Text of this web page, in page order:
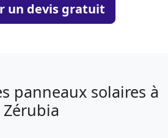
un devis gratuit
panneaux solaires à
Zérubia